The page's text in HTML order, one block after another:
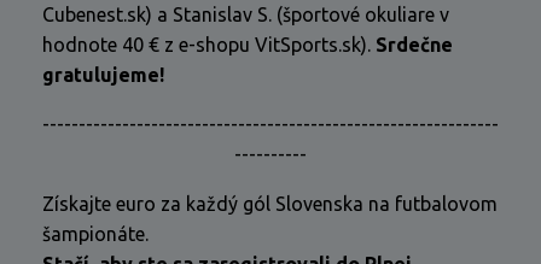
Cubenest.sk) a Stanislav S. (športové okuliare v
hodnote 40 € z e-shopu VitSports.sk). Srdečne
gratulujeme!
---------------------------------------------------------------
----------
Získajte euro za každý gól Slovenska na futbalovom
šampionáte.